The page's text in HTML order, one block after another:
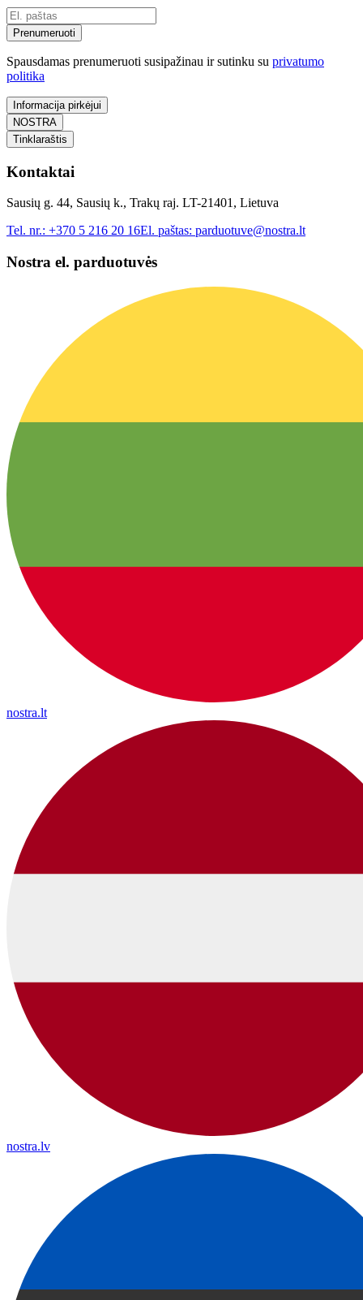
Prenumeruoti
Spausdamas prenumeruoti susipažinau ir sutinku su privatumo
politika
Informacija pirkėjui
NOSTRA
Tinklaraštis
Kontaktai
Sausių g. 44, Sausių k., Trakų raj. LT-21401, Lietuva
Tel. nr.: +370 5 216 20 16El. paštas: parduotuve@nostra.lt
Nostra el. parduotuvės
nostra.lt
nostra.lv